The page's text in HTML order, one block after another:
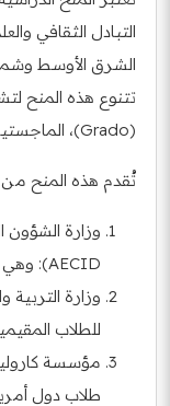
التبادل الثقافي
الشرق الأوسط وشمال
تتنوع هذه المنح
(Grado)، الماجستير (Máster)، والدكتوراه (Doctorado).
تُقدم هذه المنح من
AECID): وهي المنح الرسمية الأكثر شهرة.
وزارة التربية
للطلاب
طلاب دول